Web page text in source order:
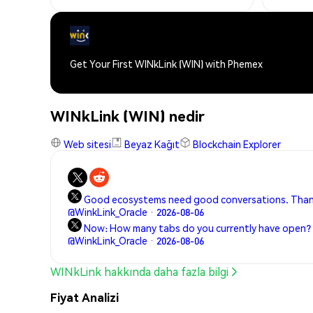
Get Your First WINkLink (WIN) with Phemex
WINkLink (WIN) nedir
Web sitesi Beyaz Kağıt Blockchain Explorer
Good ecosystems need good conversations.
@WinkLink_Oracle · 2026-08-06
Now: How many tabs do you currently have open?
@WinkLink_Oracle · 2026-08-06
WINkLink hakkında daha fazla bilgi
Fiyat Analizi